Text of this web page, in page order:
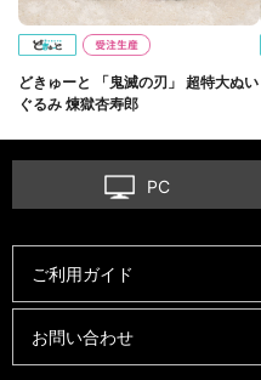
どきゅーと 「鬼滅の刃」 超特大ぬい
ぐるみ 煉獄杏寿郎
PC
ご利用ガイド
お問い合わせ